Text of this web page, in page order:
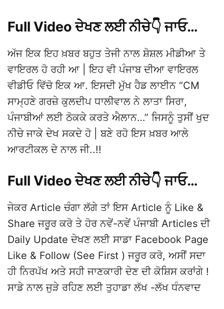
Full Video ਦੇਖਣ ਲਈ ਨੀਚੇ👇 ਜਾਓ…
ਅੱਜ ਇਕ ਇਹ ਖ਼ਬਰ ਬਹੁਤ ਤੇਜੀ ਨਾਲ ਸ਼ੋਸ਼ਲ ਮੀਡੀਆ ਤੇ
ਵਾਇਰਲ ਹੋ ਰਹੀ ਆ | ਇਹ ਵੀ ਪੰਜਾਬ ਦੀਆ ਵਾਇਰਲ
ਵੀਡੀਓ ਵਿੱਚੋ ਇਕ ਆ. ਇਸਦੀ ਮੁੱਖ ਹੈਡ ਲਾਈਨ “CM
ਸਾਮ੍ਹਣੇ ਗਰਜ਼ੇ ਕੁਲਦੀਪ ਧਾਲੀਵਾਲ ਨੇ ਲਾਤਾ ਸਿਰਾ,
ਪੰਜਾਬੀਆਂ ਲਈ ਠੋਕਕੇ ਕਰਤੇ ਐਲਾਨ…” ਜਿਸਨੂੰ ਤੁਸੀਂ ਖੁਦ
ਨੀਚੇ ਜਾਕੇ ਦੇਖ ਸਕਦੇ ਹੋ | ਬਣੇ ਰਹੋ ਇਸ ਖ਼ਬਰ ਆਲੇ
ਆਰਟੀਕਲ ਦੇ ਨਾਲ ਜੀ..!!
Full Video ਦੇਖਣ ਲਈ ਨੀਚੇ👇 ਜਾਓ…
ਜੇਕਰ Article ਚੰਗਾ ਲੱਗੇ ਤਾਂ ਇਸ Article ਨੂੰ Like &
Share ਜਰੂਰ ਕਰੋ ਤੇ ਹੋਰ ਨਵੇਂ-ਨਵੇਂ ਪੰਜਾਬੀ Articles ਦੀ
Daily Update ਦੇਖਣ ਲਈ ਸਾਡਾ Facebook Page
Like & Follow (See First ) ਜਰੂਰ ਕਰੋ, ਅਸੀਂ ਸਦਾ
ਹੀ ਨਿਰਪੱਖ ਅਤੇ ਸਹੀ ਜਾਣਕਾਰੀ ਦੇਣ ਦੀ ਕੋਸ਼ਿਸ ਕਰਾਂਗੇ !
ਸਾਡੇ ਨਾਲ ਜੁੜੇ ਰਹਿਣ ਲਈ ਤੁਹਾਡਾ ਲੱਖ -ਲੱਖ ਧੰਨਵਾਦ